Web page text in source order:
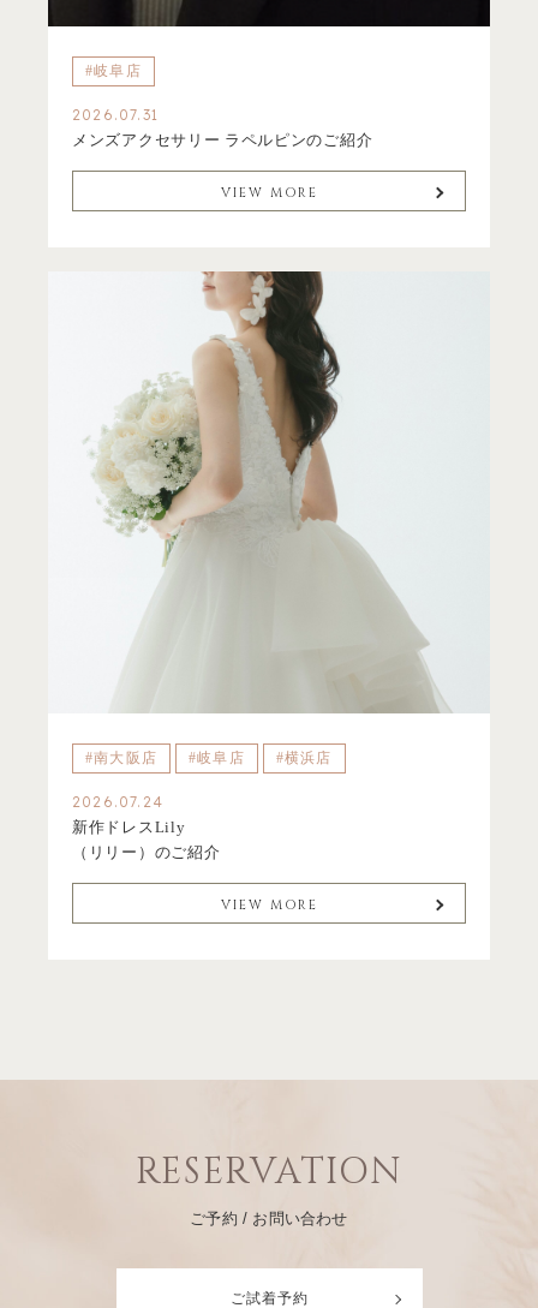
#岐阜店
2026.07.31
メンズアクセサリー ラペルピンのご紹介
VIEW MORE
#南大阪店 #岐阜店 #横浜店
2026.07.24
新作ドレスLily
（リリー）のご紹介
VIEW MORE
RESERVATION
ご予約 / お問い合わせ
ご試着予約